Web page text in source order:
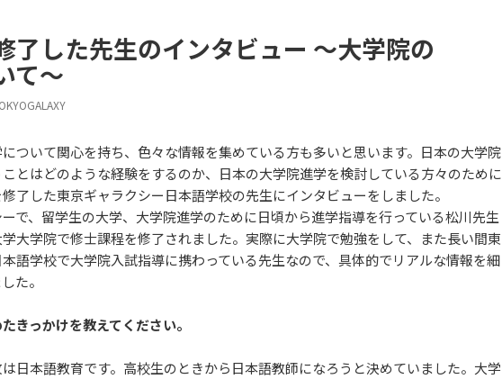
了した先生のインタビュー ～大学院の
て～
ついて関心を持ち、色々な情報を集めている方も多いと思います。日本の大学院
とはどのような経験をするのか、日本の大学院進学を検討している方々のために
了した東京ギャラクシー日本語学校の先生にインタビューをしました。
で、留学生の大学、大学院進学のために日頃から進学指導を行っている松川先生
大学院で修士課程を修了されました。実際に大学院で勉強をして、また長い間東
語学校で大学院入試指導に携わっている先生なので、具体的でリアルな情報を細
た。
きっかけを教えてください。
日本語教育です。高校生のときから日本語教師になろうと決めていました。大学